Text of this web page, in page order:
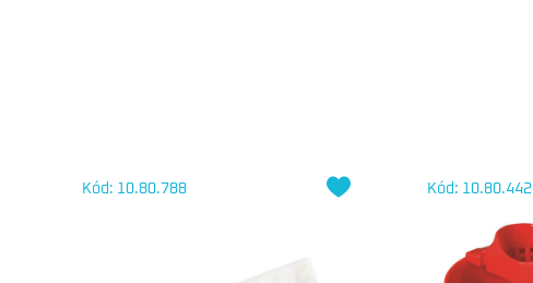
Kód: 10.80.788 Kód: 10.80.442